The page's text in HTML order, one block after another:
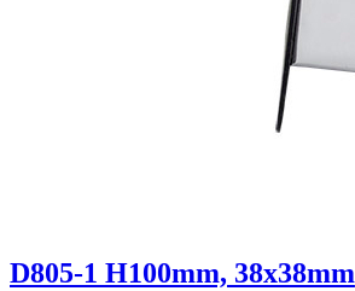
D805-1 H100mm, 38x38mm